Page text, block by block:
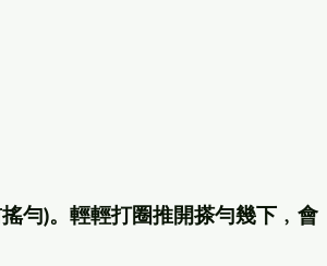
勻)。輕輕打圈推開搽勻幾下﹐會